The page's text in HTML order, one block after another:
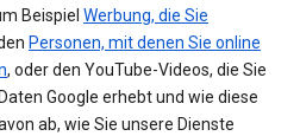
Beispiel Werbung, die Sie
Personen, mit denen Sie online
, oder den YouTube-Videos, die Sie
Google erhebt und wie diese
ab, wie Sie unsere Dienste